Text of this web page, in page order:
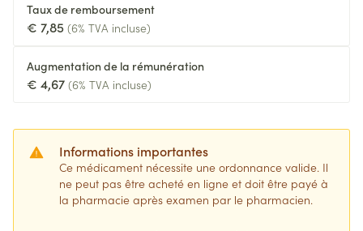
Taux de remboursement
€ 7,85 (6% TVA incluse)
Augmentation de la rémunération
€ 4,67 (6% TVA incluse)
Informations importantes
Ce médicament nécessite une ordonnance valide. Il
ne peut pas être acheté en ligne et doit être payé à
la pharmacie après examen par le pharmacien.